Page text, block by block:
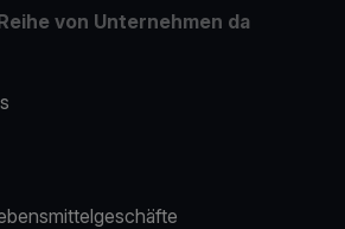
von Unternehmen da